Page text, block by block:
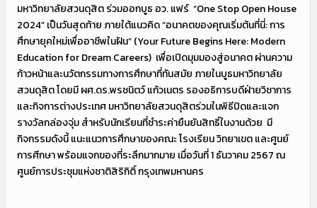
มหาวิทยาลัยสวนดุสิต ร่วมออกบูธ อว. แฟร์ “One Stop Open House
2024” เป็นวันสุดท้าย ภายใต้แนวคิด “อนาคตของคุณเริ่มต้นที่นี่: การ
ศึกษายุคใหม่เพื่ออาชีพในฝัน” (Your Future Begins Here: Modern
Education for Dream Careers) เพื่อเปิดมุมมองสู่อนาคต ผ่านความ
ก้าวหน้าและนวัตกรรมทางการศึกษาที่ทันสมัย ภายในบูธมหาวิทยาลัย
สวนดุสิต โดยมี ผศ.ดร.พรชนิตว์ แก้วเนตร รองอธิการบดีฝ่ายวิชาการ
และกิจการต่างประเทศ มหาวิทยาลัยสวนดุสิตร่วมในพิธีปิดและแจก
รางวัลกล่องจุ่ม สำหรับนักเรียนที่ชำระค่ายืนยันสิทธิ์ในงานด้วย มี
กิจกรรมดังนี้ แนะแนวการศึกษาของคณะ โรงเรียน วิทยาเขต และศูนย์
การศีกษา พร้อมแจกของที่ระลึกมากมาย เมื่อวันที่ 1 ธันวาคม 2567 ณ
ศูนย์การประชุมแห่งชาติสิริกิติ์ กรุงเทพมหานคร